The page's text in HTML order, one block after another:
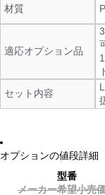
材質
適応オプション品
セット内容
オプションの値段詳細
型番
メーカー希望小売